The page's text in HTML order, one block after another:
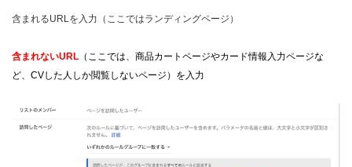
含まれるURLを入力（ここではランディングページ）
含まれないURL （ここでは、商品カートページやカード情報入力ページな
ど、CVした人しか閲覧しないページ）を入力